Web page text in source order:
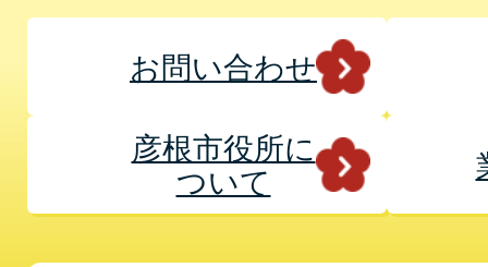
お問い合わせ
彦根市役所に
ついて